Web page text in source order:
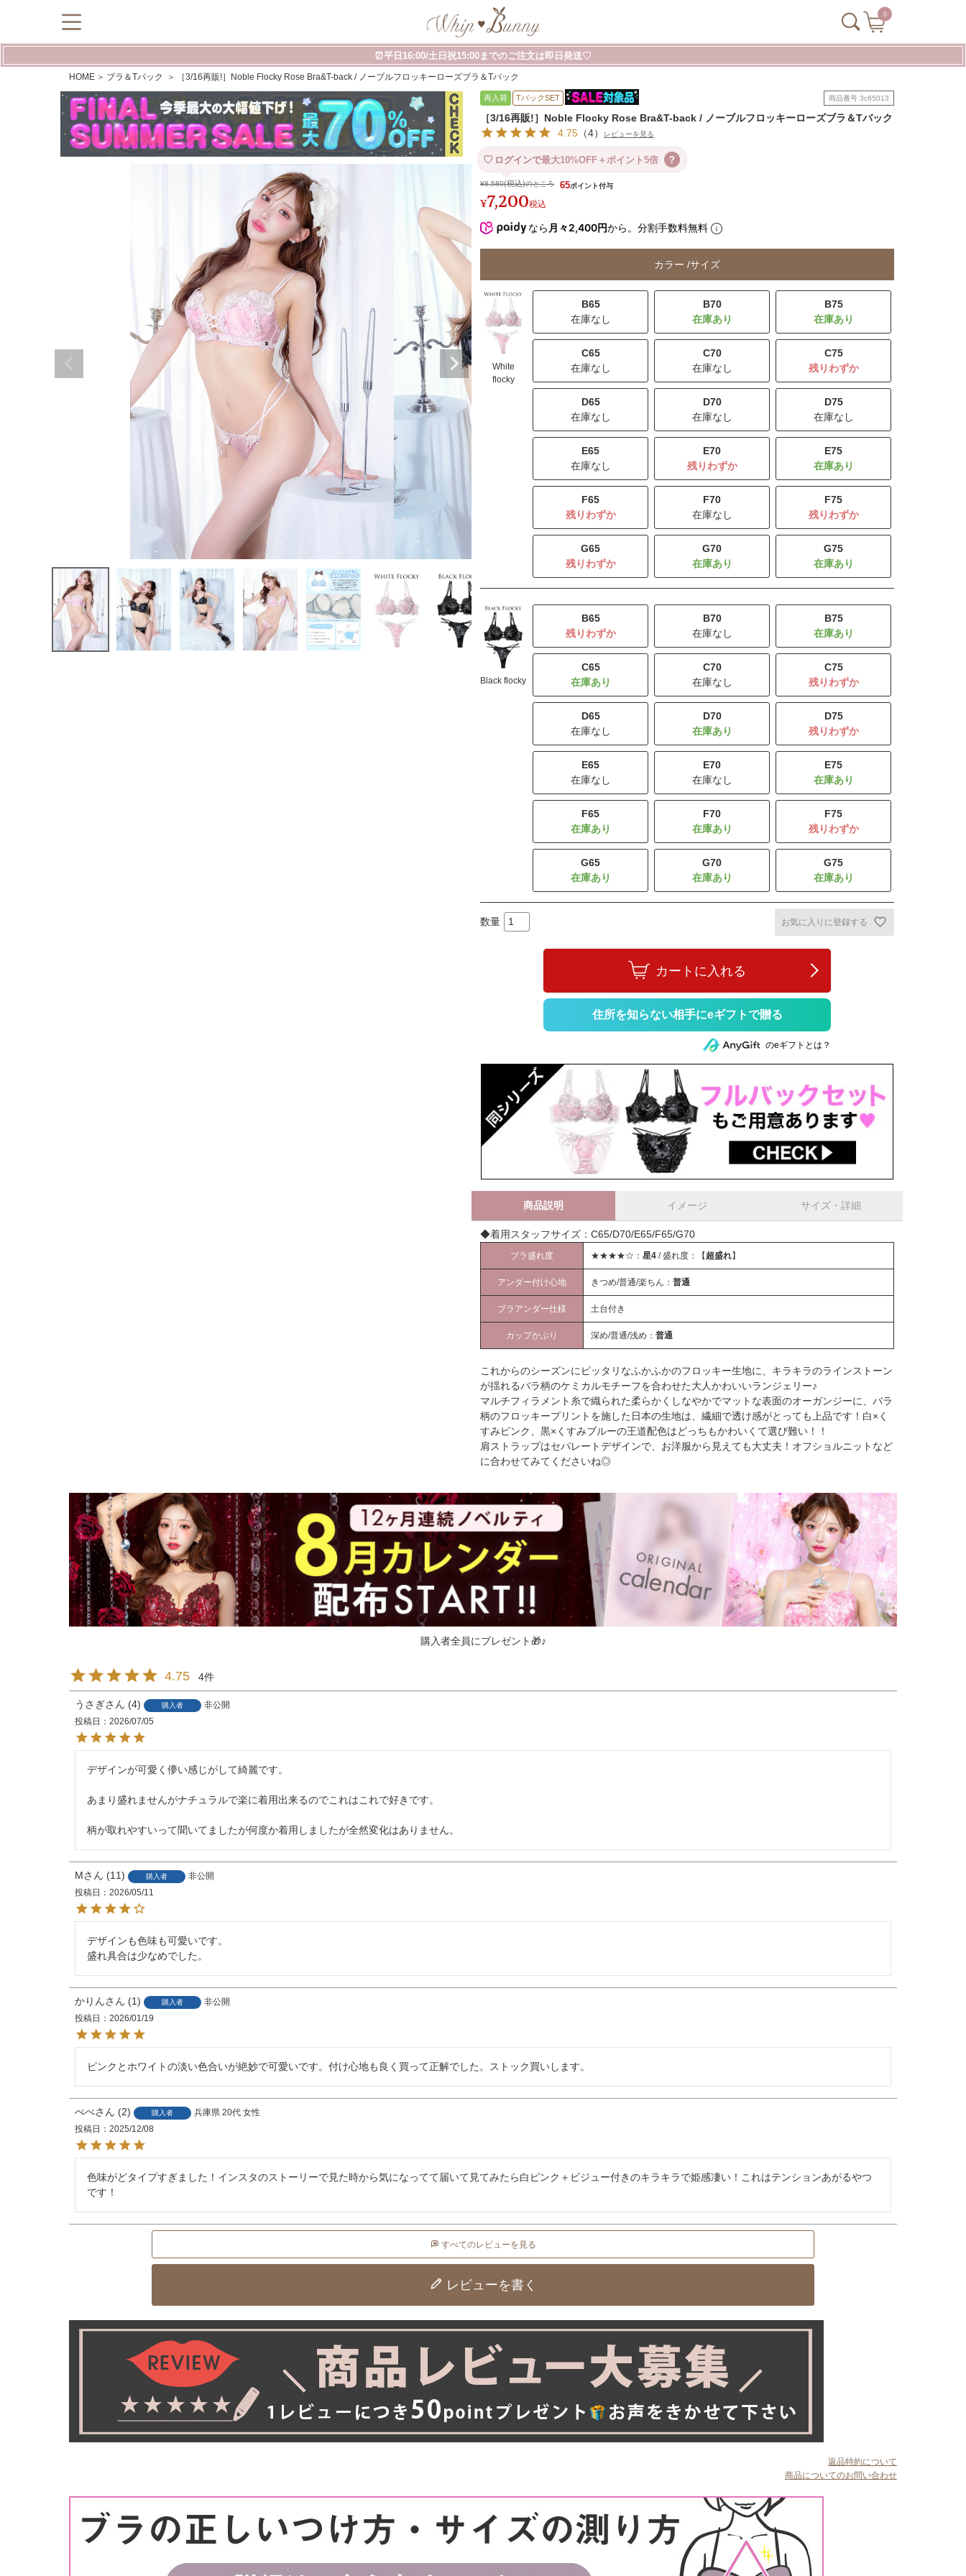
0
⏰平日16:00/土日祝15:00までのご注文は即日発送♡
HOME ブラ＆Tバック ［3/16再販!］Noble Flocky Rose Bra&T-back / ノーブルフロッキーローズブラ＆Tバック
再入荷 TバックSET 商品番号 3c65013
［3/16再販!］Noble Flocky Rose Bra&T-back / ノーブルフロッキーローズブラ＆Tバック
4.75 （4） レビューを見る
ログインで最大10%OFF＋ポイント5倍 ?
¥8,580 のところ
¥7,200税込
65
なら 月々2,400円から。分割手数料無料
カラー サイズ
White
flocky
B65
在庫なし
B70 B75
C65
在庫なし
C70
在庫なし
C75
残りわずか
D65
在庫なし
D70
在庫なし
D75
在庫なし
E65
在庫なし
E70
残りわずか
E75
F65
残りわずか
F70
在庫なし
F75
残りわずか
G65
残りわずか
G70 G75
Black flocky
B65
残りわずか
B70
在庫なし
B75
C65
C70
在庫なし
C75
残りわずか
D65
在庫なし
D70
D75
残りわずか
E65
在庫なし
E70
在庫なし
E75
F65 F70
F75
残りわずか
G65 G70 G75
お気に入りに登録する
カートに入れる
住所を知らない相手にeギフトで贈る
のeギフトとは？
商品説明 イメージ サイズ・詳細
◆着用スタッフサイズ：C65/D70/E65/F65/G70
ブラ盛れ度 ★★★★☆： 星4/ 盛れ度：【超盛れ】
アンダー付け心地 きつめ/普通/楽ちん： 普通
ブラアンダー仕様 土台付き
カップかぶり 深め/普通/浅め： 普通
これからのシーズンにピッタリなふかふかのフロッキー生地に、キラキラのラインストーン
が揺れるバラ柄のケミカルモチーフを合わせた大人かわいいランジェリー♪
マルチフィラメント糸で織られた柔らかくしなやかでマットな表面のオーガンジーに、バラ
柄のフロッキープリントを施した日本の生地は、繊細で透け感がとっても上品です！白×く
すみピンク、黒×くすみブルーの王道配色はどっちもかわいくて選び難い！！
肩ストラップはセパレートデザインで、お洋服から見えても大丈夫！オフショルニットなど
に合わせてみてくださいね◎
購入者全員にプレゼント🎁♪
4.75 4
うさぎ 4 購入者
非公開
投稿日
2026/07/05
デザインが可愛く儚い感じがして綺麗です。
あまり盛れませんがナチュラルで楽に着用出来るのでこれはこれで好きです。
柄が取れやすいって聞いてましたが何度か着用しましたが全然変化はありません。
M 11 購入者
非公開
投稿日
2026/05/11
デザインも色味も可愛いです。
かりん 1 購入者
非公開
投稿日
2026/01/19
ピンクとホワイトの淡い色合いが絶妙で可愛いです。付け心地も良く買って正解でした。ストック買いします。
べべ 2 購入者 兵庫県 20代 女性
投稿日
2025/12/08
色味がどタイプすぎました！インスタのストーリーで見た時から気になってて届いて見てみたら白ピンク＋ビジュー付きのキラキラで姫感凄い！これはテンションあがるやつ
です！
すべてのレビューを見る
レビューを書く
返品特約について
商品についてのお問い合わせ